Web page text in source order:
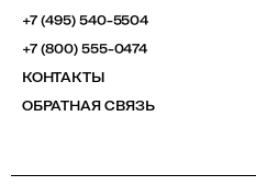
+7 (495) 540-5504
+7 (800) 555-0474
КОНТАКТЫ
ОБРАТНАЯ СВЯЗЬ